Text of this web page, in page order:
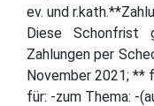
ev. und
Diese Schonfrist
Zahlungen per
November 2021; **
für: -zum Thema: -